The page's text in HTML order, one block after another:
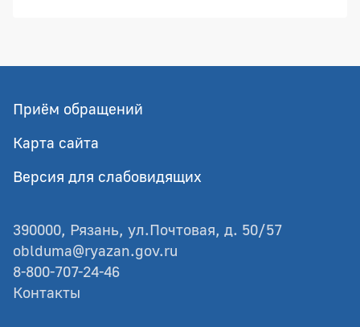
Приём обращений
Карта сайта
Версия для слабовидящих
390000, Рязань, ул.Почтовая, д. 50/57
oblduma@ryazan.gov.ru
8-800-707-24-46
Контакты